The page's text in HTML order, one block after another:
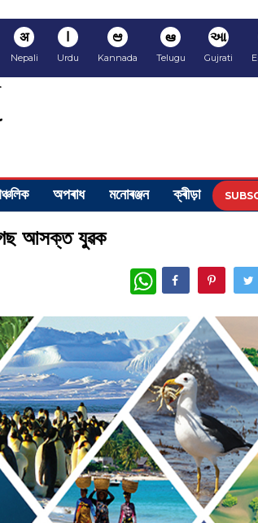
अ
Nepali
ا
Urdu
ಆ
Kannada
ఆ
Telugu
આ
Gujrati
অপৰাধ মনোৰঞ্জন ক্ৰীড়া
আসক্ত যুৱক
WhatsApp